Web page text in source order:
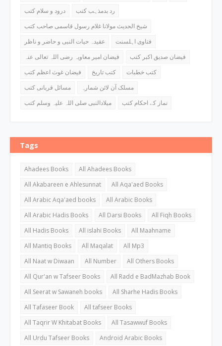
درود و سلام کتب
رد بدمذہب کتب
شیخ الحدیث مولانا غلام رسول قاسمی صاحب کتب
عقیدہ حیات النبی و حاضر و ناظر
فتاوی اہلسنت
فیضان امیر معاویہ رضی اللہ تعالی عنہ
فیضان صدیق اکبر کتب
فیضان غوث اعظم کتب
کتب تاریخ
کتب خطبات
مسائل قربانی کتب
مسلک آن لائن شمارہ
میلادالنبی صلی اللہ علیہ وسلم کتب
نماز کے احکام کتب
Tags
Ahadees Books
All Ahadees Books
All Akabareen e Ahlesunnat
All Aqa'aed Books
All Arabic Aqa'aed books
All Arabic Books
All Arabic Hadis Books
All Darsi Books
All Fiqh Books
All Hadis Books
All islahi Books
All Maahname
All Mantiq Books
All Maqalat
All Mp3
All Naat w Diwaan
All Number
All Others Books
All Qur'an w Tafseer Books
All Radd e BadMazhab Book
All Seerat w Sawaneh books
All Sharhe Hadis Books
All Tafaseer Book
All tafseer Books
All Taqrir W Khitabat Books
All Tasawwuf Books
All Urdu Tafseer Books
Android Arabic Books